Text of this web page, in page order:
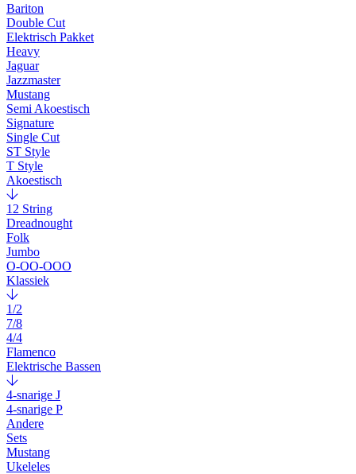
Bariton
Double Cut
Elektrisch Pakket
Heavy
Jaguar
Jazzmaster
Mustang
Semi Akoestisch
Signature
Single Cut
ST Style
T Style
Akoestisch
12 String
Dreadnought
Folk
Jumbo
O-OO-OOO
Klassiek
1/2
7/8
4/4
Flamenco
Elektrische Bassen
4-snarige J
4-snarige P
Andere
Sets
Mustang
Ukeleles